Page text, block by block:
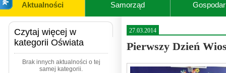
Aktualności Samorząd
Czytaj więcej w
kategorii Oświata
Brak innych aktualności o tej
samej kategorii.
27.03.2014
Pierwszy Dzień